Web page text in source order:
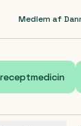
Medlem af